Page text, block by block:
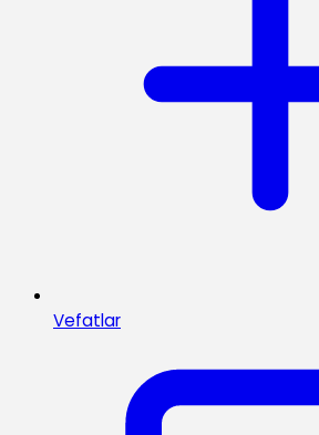
Vefatlar